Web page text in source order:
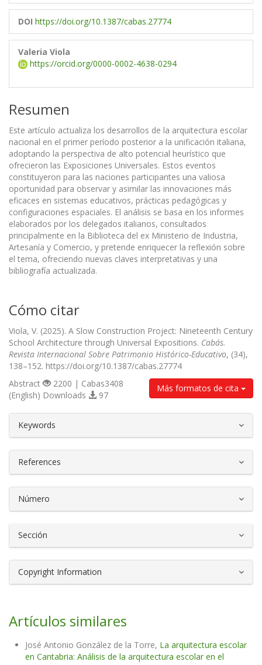
DOI https://doi.org/10.1387/cabas.27774
Valeria Viola
https://orcid.org/0000-0002-4638-0294
Resumen
Este artículo actualiza los desarrollos de la arquitectura escolar
nacional en el primer período posterior a la unificación italiana,
adoptando la perspectiva de alto potencial heurístico que
ofrecieron las Exposiciones Universales. Estos eventos
constituyeron para las naciones participantes una valiosa
oportunidad para observar y asimilar las innovaciones más
eficaces en sistemas educativos, prácticas pedagógicas y
configuraciones espaciales. El análisis se basa en los informes
elaborados por los delegados italianos, consultados
principalmente en la Biblioteca del ex Ministerio de Industria,
Artesanía y Comercio, y pretende enriquecer la reflexión sobre
el tema, ofreciendo nuevas claves interpretativas y una
bibliografía actualizada.
Cómo citar
Viola, V. (2025). A Slow Construction Project: Nineteenth Century
School Architecture through Universal Expositions. Cabás.
Revista Internacional Sobre Patrimonio Histórico-Educativo, (34),
138–152. https://doi.org/10.1387/cabas.27774
Más formatos de cita
Abstract
2200 | Cabas3408
(English) Downloads
97
Keywords
References
Número
Sección
Copyright Information
Artículos similares
José Antonio González de la Torre, La arquitectura escolar
en Cantabria: Análisis de la arquitectura escolar en el